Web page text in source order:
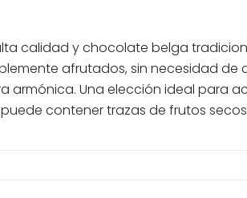
calidad y chocolate belga
afrutados, sin necesidad de
armónica. Una elección ideal para
contener trazas de frutos